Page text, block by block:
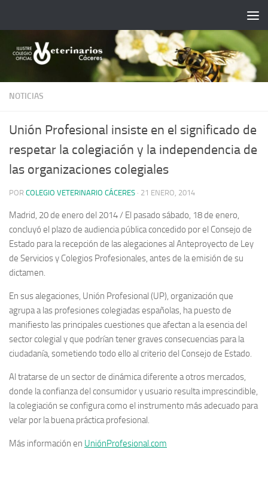
NOTICIAS
Unión Profesional insiste en el significado de
respetar la colegiación y la independencia de
las organizaciones colegiales
POR COLEGIO VETERINARIO CÁCERES · 21 ENERO, 2014
Madrid, 20 de enero del 2014 / El pasado sábado, 18 de enero,
concluyó el plazo de audiencia pública concedido por el Consejo de
Estado para la recepción de las alegaciones al Anteproyecto de Ley
de Servicios y Colegios Profesionales, antes de la emisión de su
dictamen.
En sus alegaciones, Unión Profesional (UP), organización que
agrupa a las profesiones colegiadas españolas, ha puesto de
manifiesto las principales cuestiones que afectan a la esencia del
sector colegial y que podrían tener graves consecuencias para la
ciudadanía, sometiendo todo ello al criterio del Consejo de Estado.
Al tratarse de un sector de dinámica diferente a otros mercados,
donde la confianza del consumidor y usuario resulta imprescindible,
la colegiación se configura como el instrumento más adecuado para
velar por la buena práctica profesional.
Más información en UniónProfesional.com